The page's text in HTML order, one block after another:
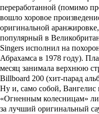
переработанной (помимо
вошло хоровое
оригинальной
популярный в
Singers исполнил на
Абрахамса в 1978 году).
месяц занимала верхнюю
Billboard 200 (хит-парад
Ну и, само собой, Вангелис
«Огненным колесницам»
за лучший оригинальный